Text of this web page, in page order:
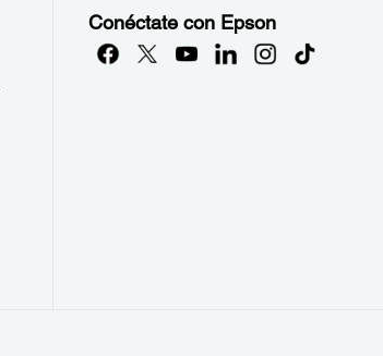
Conéctate con Epson